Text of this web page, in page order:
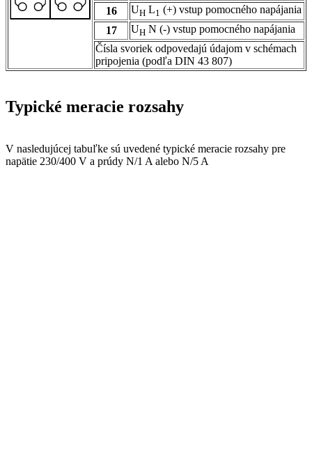
16
UH L1 (+) vstup pomocného napájania
17
UH N (-) vstup pomocného napájania
Čísla svoriek odpovedajú údajom v schémach
pripojenia (podľa DIN 43 807)
Typické meracie rozsahy
V nasledujúcej tabuľke sú uvedené typické meracie rozsahy pre
napätie 230/400 V a prúdy N/1 A alebo N/5 A